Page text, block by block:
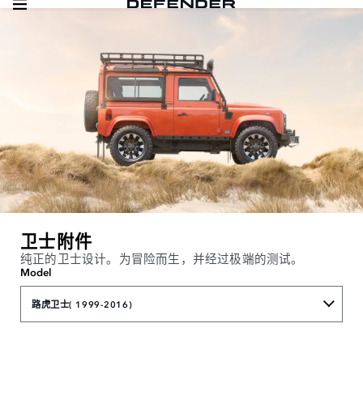
卫士附件
纯正的卫士设计。为冒险而生，并经过极端的测试。
Model
路虎卫士( 1999-2016)